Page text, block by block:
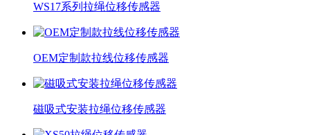
WS17系列拉绳位移传感器
OEM定制款拉线位移传感器
磁吸式安装拉绳位移传感器